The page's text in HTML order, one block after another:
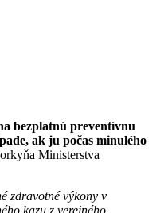
bezplatnú preventívnu
ak ju počas minulého
Ministerstva
zdravotné výkony v
kazu z verejného